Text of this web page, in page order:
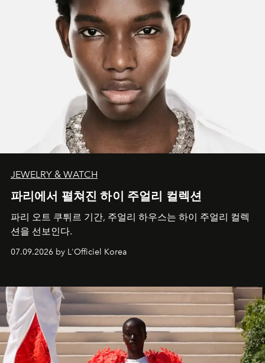
JEWELRY & WATCH
파리에서 펼쳐진 하이 주얼리 컬렉션
파리 오트 쿠튀르 기간, 주얼리 하우스는 하이 주얼리 컬렉
션을 선보인다.
07.09.2026 by L'Officiel Korea